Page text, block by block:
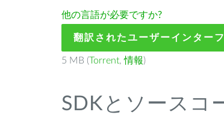
他の言語が必要ですか?
翻訳されたユーザーインター
5 MB (Torrent,情報)
SDKとソースコ